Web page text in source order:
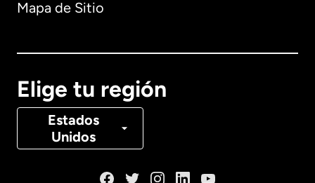
Mapa de Sitio
Elige tu región
Estados
Unidos
Canadá Français